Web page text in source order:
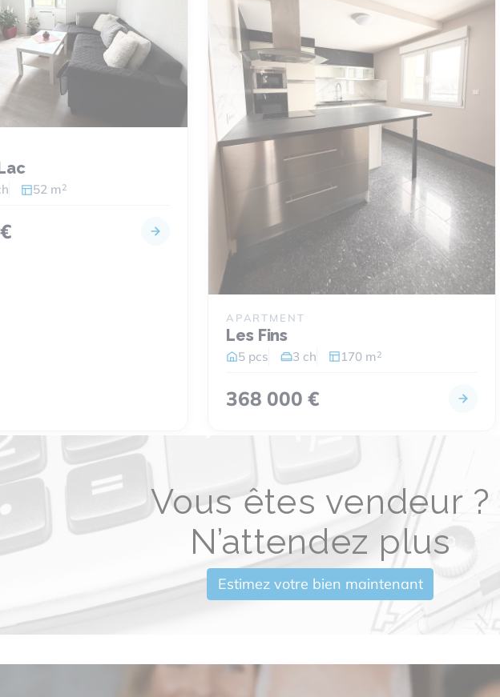
52 m2
APARTMENT
Les Fins
5 pcs 3 ch 170 m2
368 000 €
Vous êtes vendeur ?
N’attendez plus
Estimez votre bien maintenant